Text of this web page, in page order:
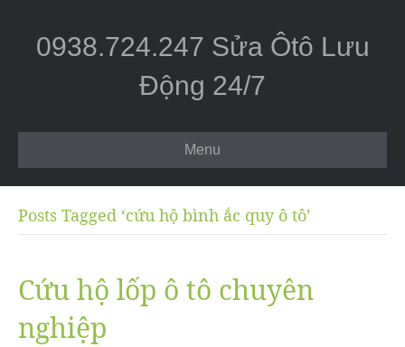
0938.724.247 Sửa Ôtô Lưu
Động 24/7
Menu
Posts Tagged ‘cứu hộ bình ắc quy ô tô’
Cứu hộ lốp ô tô chuyên
nghiệp